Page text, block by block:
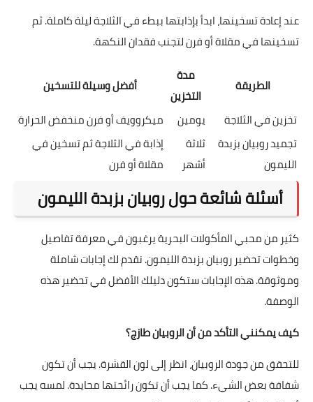
عند إعادة تسخينها، ابدأ بإذابتها ببطء في الثلاجة ليلة كاملة. ثم
تسخينها في مقلاة أو فرن لتجنب فقدان النكهة.
الطريقة
مدة
التخزين
أفضل وسيلة للتسخين
تخزين في الثلاجة
يومين
ميكروويف أو فرن منخفض الحرارة
تجميد روبيان بزبدة
الليمون
ثلاثة
أشهر
إذابة في الثلاجة ثم تسخين في
مقلاة أو فرن
أسئلة شائعة حول روبيان بزبدة الليمون
كثير من محبي المأكولات البحرية يرغبون في معرفة تفاصيل
وخطوات تحضير روبيان بزبدة الليمون. نقدم لك إجابات شاملة
وموثوقة. هذه الإجابات ستكون دليلك الأفضل في تحضير هذه
الوصفة.
كيف يمكنني التأكد من أن الروبيان طازج؟
للتحقق من جودة الروبيان، انظر إلى لون القشرة. يجب أن تكون
شفافة بعض الشيء. كما يجب أن تكون رائحتها محايدة. لمسه يجب